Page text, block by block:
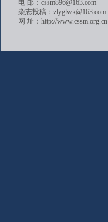
电 邮：cssm896@163.com
杂志投稿：zlyglwk@163.com
网 址：http://www.cssm.org.cn